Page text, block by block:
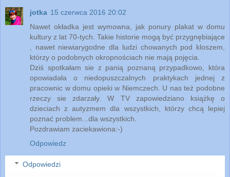
jotka 15 czerwca 2016 20:02
Nawet okładka jest wymowna, jak ponury plakat w domu
kultury z lat 70-tych. Takie historie mogą być przygnębiające
, nawet niewiarygodne dla ludzi chowanych pod kloszem,
którzy o podobnych okropnościach nie mają pojęcia.
Dziś spotkałam sie z panią poznaną przypadkowo, która
opowiadała o niedopuszczalnych praktykach jednej z
pracownic w domu opieki w Niemczech. U nas też podobne
rzeczy sie zdarzały. W TV zapowiedziano książkę o
dzieciach z autyzmem dla wszystkich, którzy chcą lepiej
poznać problem...dla wszystkich.
Pozdrawiam zaciekawiona:-)
Odpowiedz
Odpowiedzi